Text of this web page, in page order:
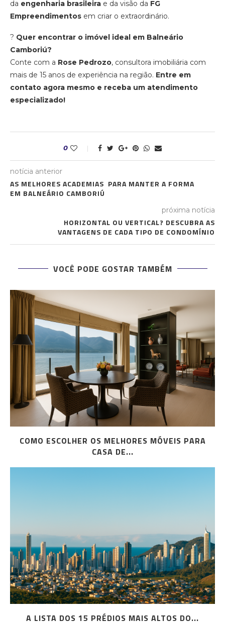
da engenharia brasileira e da visão da FG
Empreendimentos em criar o extraordinário.
? Quer encontrar o imóvel ideal em Balneário
Camboriú?
Conte com a Rose Pedrozo, consultora imobiliária com
mais de 15 anos de experiência na região. Entre em
contato agora mesmo e receba um atendimento
especializado!
0
notícia anterior
AS MELHORES ACADEMIAS PARA MANTER A FORMA
EM BALNEÁRIO CAMBORIÚ
próxima notícia
HORIZONTAL OU VERTICAL? DESCUBRA AS
VANTAGENS DE CADA TIPO DE CONDOMÍNIO
VOCÊ PODE GOSTAR TAMBÉM
COMO ESCOLHER OS MELHORES MÓVEIS PARA
CASA DE...
A LISTA DOS 15 PRÉDIOS MAIS ALTOS DO...